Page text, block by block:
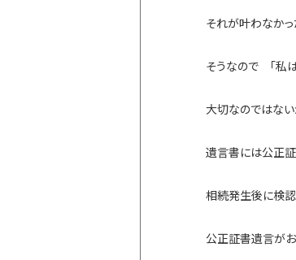
それが叶わなかっ
そうなので 「私
大切なのではな
遺言書には公正
相続発生後に検
公正証書遺言が